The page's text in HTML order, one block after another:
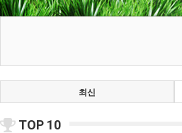
최신
TOP 10